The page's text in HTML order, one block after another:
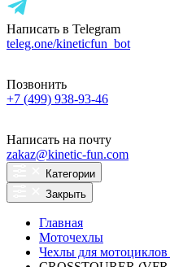
Написать в Telegram
teleg.one/kineticfun_bot
Позвонить
+7 (499) 938-93-46
Написать на почту
zakaz@kinetic-fun.com
Категории
Закрыть
Главная
Моточехлы
Чехлы для мотоциклов